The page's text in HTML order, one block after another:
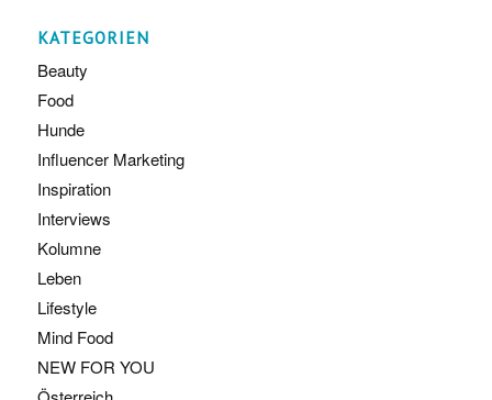
KATEGORIEN
Beauty
Food
Hunde
Influencer Marketing
Inspiration
Interviews
Kolumne
Leben
Lifestyle
Mind Food
NEW FOR YOU